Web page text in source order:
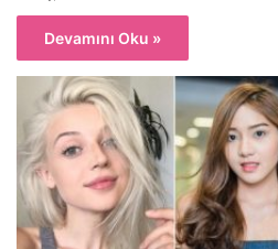
Devamını Oku »